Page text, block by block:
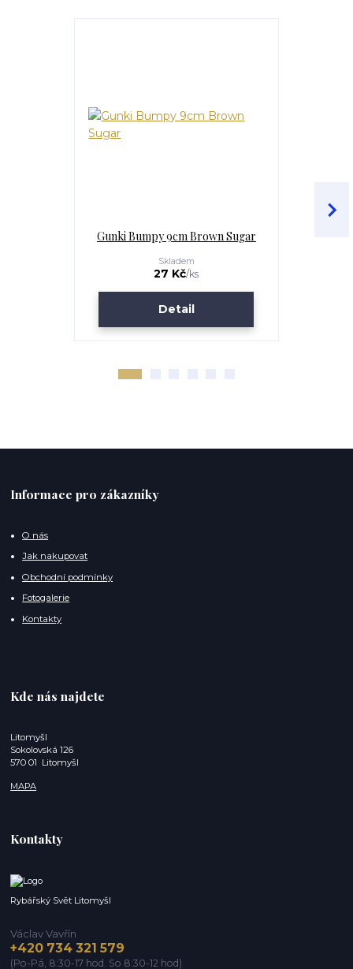
Gunki Bumpy 9cm Brown Sugar
27 Kč/ks
Skladem
Detail
Informace pro zákazníky
O nás
Jak nakupovat
Obchodní podmínky
Fotogalerie
Kontakty
Kde nás najdete
Litomyšl
Sokolovská 126
570 01 Litomyšl
MAPA
Kontakty
Rybářský Svět Litomyšl
Václav Vavřín
+420 734 321 579
(Po-Pá, 8:30-17 hod. So 8:30-12 hod)